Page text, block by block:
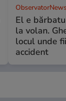
El e
la volan.
locul unde
accident